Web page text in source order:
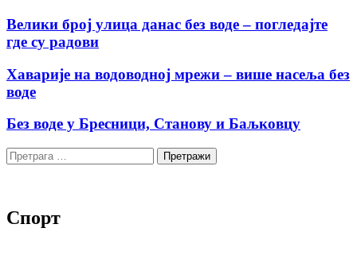
Велики број улица данас без воде – погледајте
где су радови
Хаварије на водоводној мрежи – више насеља без
воде
Без воде у Бресници, Станову и Баљковцу
Претрага
за:
Спорт